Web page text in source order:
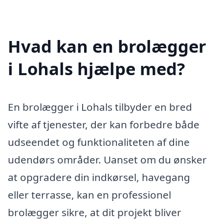
Hvad kan en brolægger
i Lohals hjælpe med?
En brolægger i Lohals tilbyder en bred
vifte af tjenester, der kan forbedre både
udseendet og funktionaliteten af dine
udendørs områder. Uanset om du ønsker
at opgradere din indkørsel, havegang
eller terrasse, kan en professionel
brolægger sikre, at dit projekt bliver